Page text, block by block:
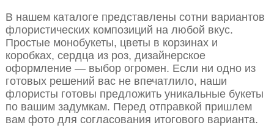
В нашем каталоге представлены сотни вариантов
флористических композиций на любой вкус.
Простые монобукеты, цветы в корзинах и
коробках, сердца из роз, дизайнерское
оформление — выбор огромен. Если ни одно из
готовых решений вас не впечатлило, наши
флористы готовы предложить уникальные букеты
по вашим задумкам. Перед отправкой пришлем
вам фото для согласования итогового варианта.